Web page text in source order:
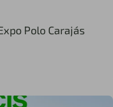
Polo Carajás